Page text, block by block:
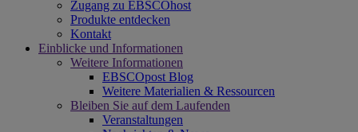
Zugang zu EBSCOhost
Produkte entdecken
Kontakt
Einblicke und Informationen
Weitere Informationen
EBSCOpost Blog
Weitere Materialien & Ressourcen
Bleiben Sie auf dem Laufenden
Veranstaltungen